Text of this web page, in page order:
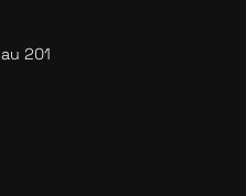
201